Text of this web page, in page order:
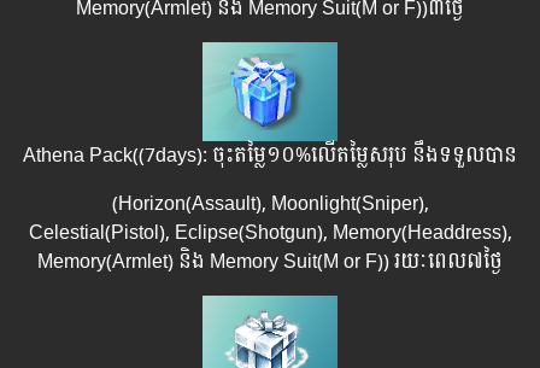
Memory(Armlet) និង Memory Suit(M or F)​)​៣ថ្ងៃ
Athena Pack((7days): ចុះតម្លៃ១០%លើតម្លៃសរុប នឹងទទួលបាន
(Horizon(Assault),​ Moonlight(Sniper),
Celestial(Pistol), Eclipse(Shotgun), Memory(Headdress),
Memory(Armlet) និង Memory Suit(M or F))​ រយៈពេល​​៧ថ្ងៃ